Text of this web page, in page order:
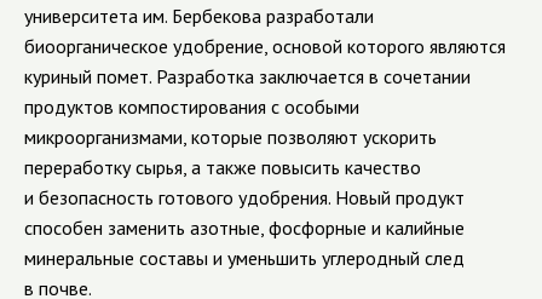
университета им. Бербекова разработали
биоорганическое удобрение, основой которого являются
куриный помет. Разработка заключается в сочетании
продуктов компостирования с особыми
микроорганизмами, которые позволяют ускорить
переработку сырья, а также повысить качество
и безопасность готового удобрения. Новый продукт
способен заменить азотные, фосфорные и калийные
минеральные составы и уменьшить углеродный след
в почве.